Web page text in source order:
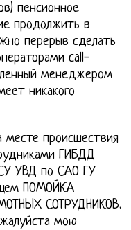
пенсионное
продолжить в
перерыв сделать
call-
менеджером
никакого
происшествия
ГИБДД
УВД по САО ГУ
ПОМОЙКА
СОТРУДНИКОВ.
мою